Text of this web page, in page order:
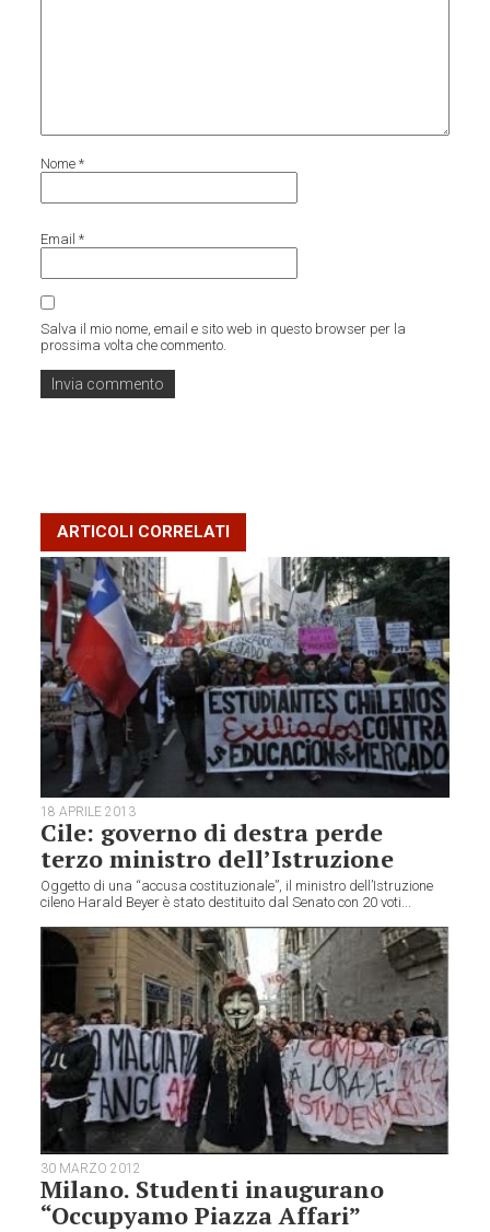
Nome*
Email*
Salva il mio nome, email e sito web in questo browser per la
prossima volta che commento.
ARTICOLI CORRELATI
18 APRILE 2013
Cile: governo di destra perde
terzo ministro dell’Istruzione
Oggetto di una “accusa costituzionale”, il ministro dell’Istruzione
cileno Harald Beyer è stato destituito dal Senato con 20 voti...
30 MARZO 2012
Milano. Studenti inaugurano
“Occupyamo Piazza Affari”